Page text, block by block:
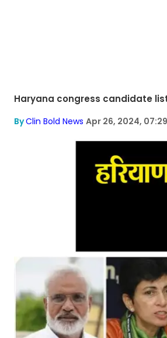
Haryana congress candidate list :
ByClin Bold News Apr 26, 2024,